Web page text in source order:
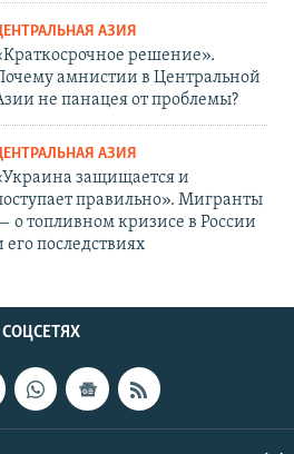
АЗИЯ
решение».
амнистии в Центральной
не панацея от проблемы?
АЗИЯ
защищается и
правильно». Мигранты
о топливном кризисе в России
его последствиях